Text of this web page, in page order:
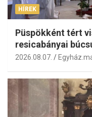
HÍREK
Püspökként tért
resicabányai
2026.08.07.